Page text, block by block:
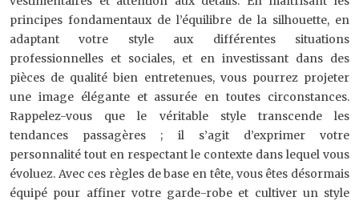
principes fondamentaux de l’équilibre de la silhouette, en
adaptant votre style aux différentes situations
professionnelles et sociales, et en investissant dans des
pièces de qualité bien entretenues, vous pourrez projeter
une image élégante et assurée en toutes circonstances.
Rappelez-vous que le véritable style transcende les
tendances passagères ; il s’agit d’exprimer votre
personnalité tout en respectant le contexte dans lequel vous
évoluez. Avec ces règles de base en tête, vous êtes désormais
équipé pour affiner votre garde-robe et cultiver un style